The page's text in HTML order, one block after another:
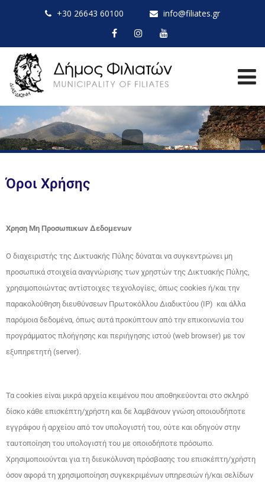
+30 26643 60100 info@filiates.gr
Όροι Χρήσης
Χρηση Μη Προσωπικων Δεδομενων
Ο διαχειριστής της Δικτυακής Πύλης δύναται να συγκεντρώνει μη
προσωπικά στοιχεία αναγνώρισης των χρηστών της Δικτυακής Πύλης,
χρησιμοποιώντας αντίστοιχες τεχνολογίες, όπως cookies ή/και την
παρακολούθηση διευθύνσεων Πρωτοκόλλου Διαδικτύου (IP) και άλλα
παρόμοια δεδομένα, όπως αυτά προκύπτουν από την επικοινωνία του
προγράμματος πλοήγησης και περιήγησης ιστού (web browser) με τον
εξυπηρετητή (server).
Τα cookies είναι μικρά αρχεία κειμένου που αποθηκεύονται στο σκληρό
δίσκο κάθε επισκέπτη/χρήστη και δε λαμβάνουν γνώση οποιουδήποτε
εγγράφου ή αρχείου από τον υπολογιστή του, ούτε και οδηγούν στην
ταυτοποίηση του υπολογιστή του με οποιοδήποτε πρόσωπο.
Χρησιμοποιούνται για τη διευκόλυνση πρόσβασης του επισκέπτη/χρήστη
όσον αφορά τη χρησιμοποίηση συγκεκριμένων υπηρεσιών ή/και σελίδων